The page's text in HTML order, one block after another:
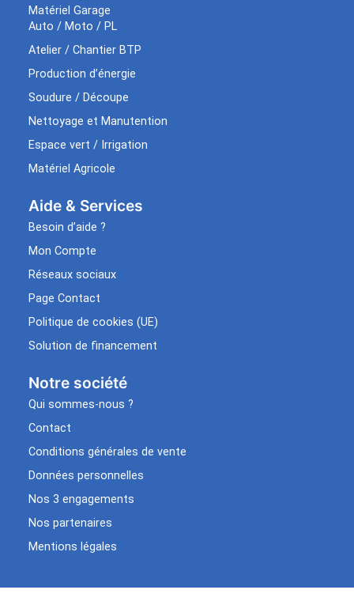
Matériel Garage
Auto / Moto / PL
Atelier / Chantier BTP
Production d’énergie
Soudure / Découpe
Nettoyage et Manutention
Espace vert / Irrigation
Matériel Agricole
Aide & Services​
Besoin d’aide ?
Mon Compte
Réseaux sociaux
Page Contact
Politique de cookies (UE)
Solution de financement
Notre société
Qui sommes-nous ?
Contact
Conditions générales de vente
Données personnelles
Nos 3 engagements
Nos partenaires
Mentions légales